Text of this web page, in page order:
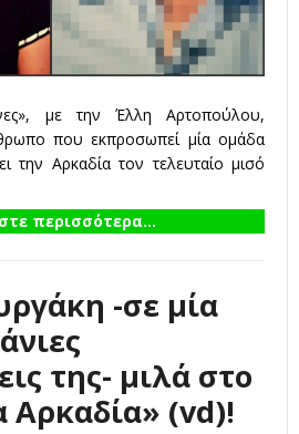
με την Έλλη Αρτοπούλου,
που εκπροσωπεί μία ομάδα
την Αρκαδία τον τελευταίο μισό
περισσότερα...
-σε μία
της- μιλά στο
Αρκαδία» (vd)!